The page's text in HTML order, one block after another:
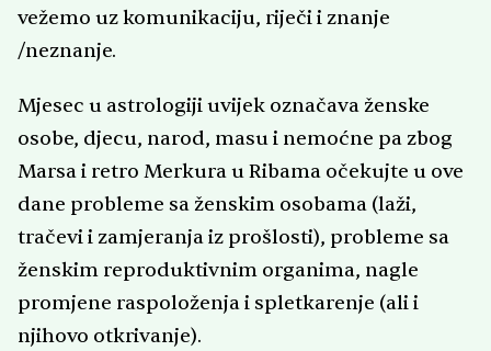
vežemo uz komunikaciju, riječi i znanje
/neznanje.
Mjesec u astrologiji uvijek označava ženske
osobe, djecu, narod, masu i nemoćne pa zbog
Marsa i retro Merkura u Ribama očekujte u ove
dane probleme sa ženskim osobama (laži,
tračevi i zamjeranja iz prošlosti), probleme sa
ženskim reproduktivnim organima, nagle
promjene raspoloženja i spletkarenje (ali i
njihovo otkrivanje).